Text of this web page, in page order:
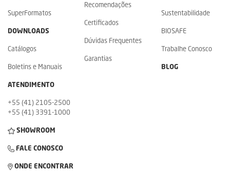
SuperFormatos
DOWNLOADS
Catálogos
Boletins e Manuais
Recomendações
Certificados
Dúvidas Frequentes
Garantias
Sustentabilidade
BIOSAFE
Trabalhe Conosco
BLOG
ATENDIMENTO
+55 (41) 2105-2500
+55 (41) 3391-1000
SHOWROOM
FALE CONOSCO
ONDE ENCONTRAR